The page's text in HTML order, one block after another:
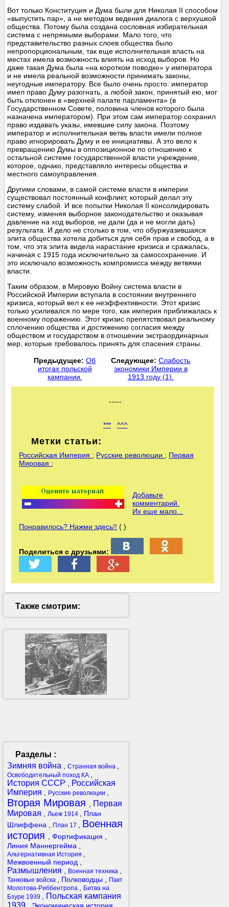
Вот только Конституция и Дума были для Николая II способом
«выпустить пар», а не методом ведения диалога с верхушкой
общества. Потому была создана сословная избирательная
система с непрямыми выборами. Мало того, что
представительство разных слоев общества было
непропорциональным, так еще исполнительная власть на
местах имела возможность влиять на исход выборов. Но
даже такая Дума была «на коротком поводке» у императора
и не имела реальной возможности принимать законы,
неугодные императору. Все было очень просто: император
имел право Думу разогнать, а любой закон, принятый ею, мог
быть отклонен в «верхней палате парламента» (в
Государственном Совете, половина членов которого была
назначена императором). При этом сам император сохранил
право издавать указы, имевшие силу закона. Поэтому
император и исполнительная ветвь власти имели полное
право игнорировать Думу и ее инициативы. А это вело к
превращению Думы в оппозиционное по отношению к
остальной системе государственной власти учреждение,
которое, однако, представляло интересы общества и
местного самоуправления.
Другими словами, в самой системе власти в империи
существовал постоянный конфликт, который делал эту
систему слабой. И все попытки Николая II консолидировать
систему, изменяя выборное законодательство и оказывая
давление на ход выборов, не дали (да и не могли дать)
результата. И дело не столько в том, что обуржуазившаяся
элита общества хотела добиться для себя прав и свобод, а в
том, что эта элита видела нарастание кризиса и сражалась,
начиная с 1915 года исключительно за самосохранение. И
это исключало возможность компромисса между ветвями
власти.
Таким образом, в Мировую Войну система власти в
Российской Империи вступала в состоянии внутреннего
кризиса, который вел к ее неэффективности. Этот кризис
только усиливался по мере того, как империя приближалась к
военному поражению. Этот кризис препятствовал реальному
сплочению общества и достижению согласия между
обществом и государством в отношении экстраординарных
мер, которые требовалось принять для спасения страны.
Предыдущее: Об
итогах польской
кампании.
Следующее: Слабость
экономики Империи в
1913 году (1).
-----
*** ^^^
Метки статьи:
Российская Империя ; Русские революции ; Первая
Мировая ;
Добавьте
комментарий.
Их еще мало...
Понравилось? Нажми здесь!! ( )
Поделиться с друзьями:
Также смотрим:
Разделы :
Зимняя война
Странная война
Освободительный поход КА
История СССР
Российская
Империя
Русские революции
Вторая Мировая
Первая
Мировая
Льеж 1914
План
Шлиффена
План 17
Военная
история
Фортификация
Линия Маннергейма
Альтернативная История
Межвоенный период
Размышления Военная техника
Танковые войска Полководцы
Пакт
Молотова-Риббентропа
Битва на
Бзуре 1939
Польская кампания
1939